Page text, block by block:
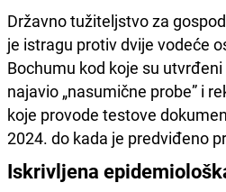
Državno tužiteljstvo za
je istragu protiv dvije vodeće
Bochumu kod koje su
najavio „nasumične probe” i
koje provode testove
2024. do kada je predviđeno
Iskrivljena